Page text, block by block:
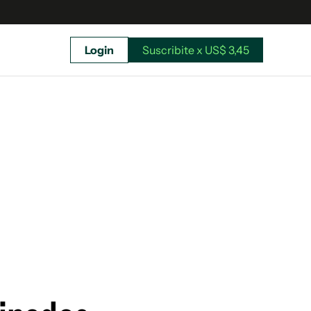
Login Suscribite x US$ 3,45